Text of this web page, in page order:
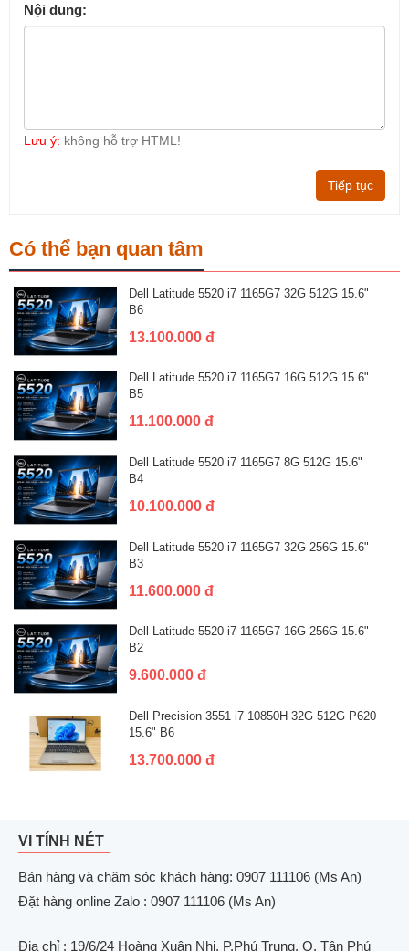
Nội dung:
Lưu ý: không hỗ trợ HTML!
Tiếp tục
Có thể bạn quan tâm
Dell Latitude 5520 i7 1165G7 32G 512G 15.6"
B6
13.100.000 đ
Dell Latitude 5520 i7 1165G7 16G 512G 15.6"
B5
11.100.000 đ
Dell Latitude 5520 i7 1165G7 8G 512G 15.6"
B4
10.100.000 đ
Dell Latitude 5520 i7 1165G7 32G 256G 15.6"
B3
11.600.000 đ
Dell Latitude 5520 i7 1165G7 16G 256G 15.6"
B2
9.600.000 đ
Dell Precision 3551 i7 10850H 32G 512G P620
15.6" B6
13.700.000 đ
VI TÍNH NÉT
Bán hàng và chăm sóc khách hàng: 0907 111106 (Ms An)
Đặt hàng online Zalo : 0907 111106 (Ms An)
Địa chỉ: 19/6/24 Hoàng Xuân Nhị, P.Phú Trung, Q. Tân Phú